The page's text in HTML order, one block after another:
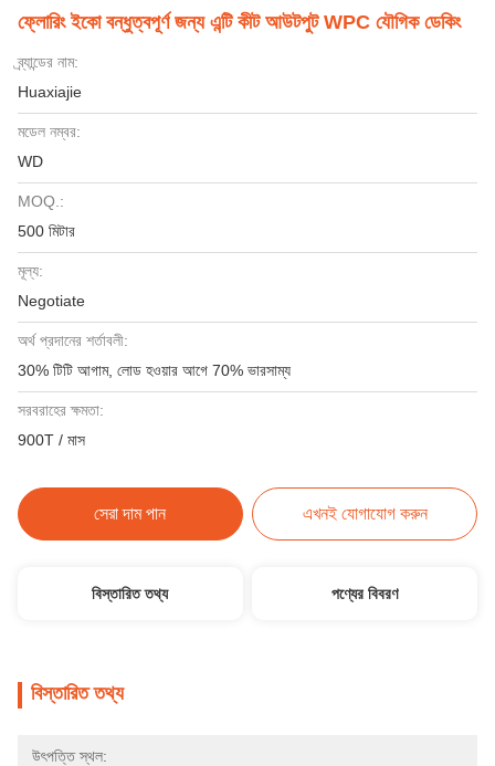
ফ্লোরিং ইকো বন্ধুত্বপূর্ণ জন্য এন্টি কীট আউটপুট WPC যৌগিক ডেকিং
ব্র্যান্ডের নাম:
Huaxiajie
মডেল নম্বর:
WD
MOQ.:
500 মিটার
মূল্য:
Negotiate
অর্থ প্রদানের শর্তাবলী:
30% টিটি আগাম, লোড হওয়ার আগে 70% ভারসাম্য
সরবরাহের ক্ষমতা:
900T / মাস
সেরা দাম পান এখনই যোগাযোগ করুন
বিস্তারিত তথ্য পণ্যের বিবরণ
বিস্তারিত তথ্য
উৎপত্তি স্থল: